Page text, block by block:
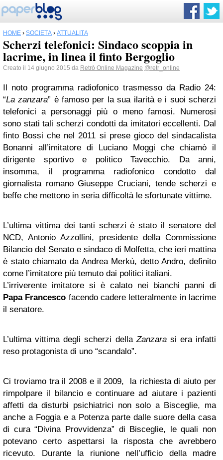
HOME › SOCIETÀ › ATTUALITÀ
Scherzi telefonici: Sindaco scoppia in
lacrime, in linea il finto Bergoglio
Creato il 14 giugno 2015 da Retrò Online Magazine @retr_online
Il noto programma radiofonico trasmesso da Radio 24:
“La zanzara” è famoso per la sua ilarità e i suoi scherzi
telefonici a personaggi più o meno famosi. Numerosi
sono stati tali scherzi condotti da imitatori eccellenti. Dal
finto Bossi che nel 2011 si prese gioco del sindacalista
Bonanni all’imitatore di Luciano Moggi che chiamò il
dirigente sportivo e politico Tavecchio. Da anni,
insomma, il programma radiofonico condotto dal
giornalista romano Giuseppe Cruciani, tende scherzi e
beffe che mettono in seria difficoltà le sfortunate vittime.
L’ultima vittima dei tanti scherzi è stato il senatore del
NCD, Antonio Azzollini, presidente della Commissione
Bilancio del Senato e sindaco di Molfetta, che ieri mattina
è stato chiamato da Andrea Merkù, detto Andro, definito
come l’imitatore più temuto dai politici italiani.
L’irriverente imitatore si è calato nei bianchi panni di
Papa Francesco facendo cadere letteralmente in lacrime
il senatore.
L’ultima vittima degli scherzi dellaZanzarasi era infatti
reso protagonista di uno “scandalo”.
Ci troviamo tra il 2008 e il 2009, la richiesta di aiuto per
rimpolpare il bilancio e continuare ad aiutare i pazienti
affetti da disturbi psichiatrici non solo a Bisceglie, ma
anche a Foggia e a Potenza parte dalle suore della casa
di cura “Divina Provvidenza” di Bisceglie, le quali non
potevano certo aspettarsi la risposta che avrebbero
ricevuto. Durante la riunione nell’ufficio della madre